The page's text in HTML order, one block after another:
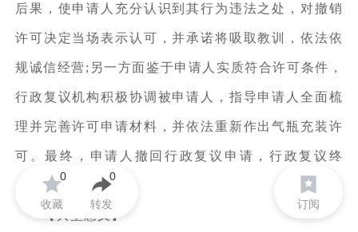
后果，使申请人充分认识到其行为违法之处，对撤销
许可决定当场表示认可，并承诺将吸取教训，依法依
规诚信经营;另一方面鉴于申请人实质符合许可条件，
行政复议机构积极协调被申请人，指导申请人全面梳
理并完善许可申请材料，并依法重新作出气瓶充装许
可。最终，申请人撤回行政复议申请，行政复议终
止。
【典型意义】
收藏
0
转发
0
订阅